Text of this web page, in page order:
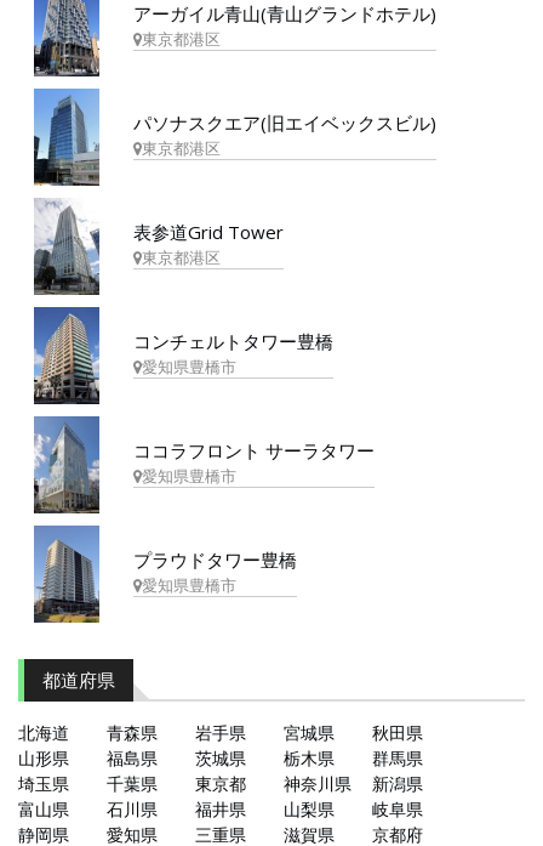
アーガイル青山(青山グランドホテル)
東京都港区
パソナスクエア(旧エイベックスビル)
東京都港区
表参道Grid Tower
東京都港区
コンチェルトタワー豊橋
愛知県豊橋市
ココラフロント サーラタワー
愛知県豊橋市
プラウドタワー豊橋
愛知県豊橋市
都道府県
北海道 青森県 岩手県 宮城県
秋田県
山形県
福島県 茨城県 栃木県
群馬県
埼玉県
千葉県 東京都 神奈川県
新潟県
富山県
石川県 福井県 山梨県
岐阜県
静岡県
愛知県 三重県 滋賀県
京都府